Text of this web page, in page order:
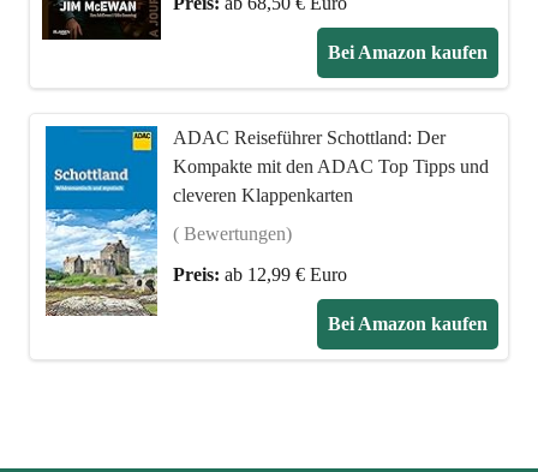
Bei Amazon kaufen
ADAC Reiseführer Schottland: Der
Kompakte mit den ADAC Top Tipps und
cleveren Klappenkarten
( Bewertungen)
Preis: ab 12,99 € Euro
Bei Amazon kaufen